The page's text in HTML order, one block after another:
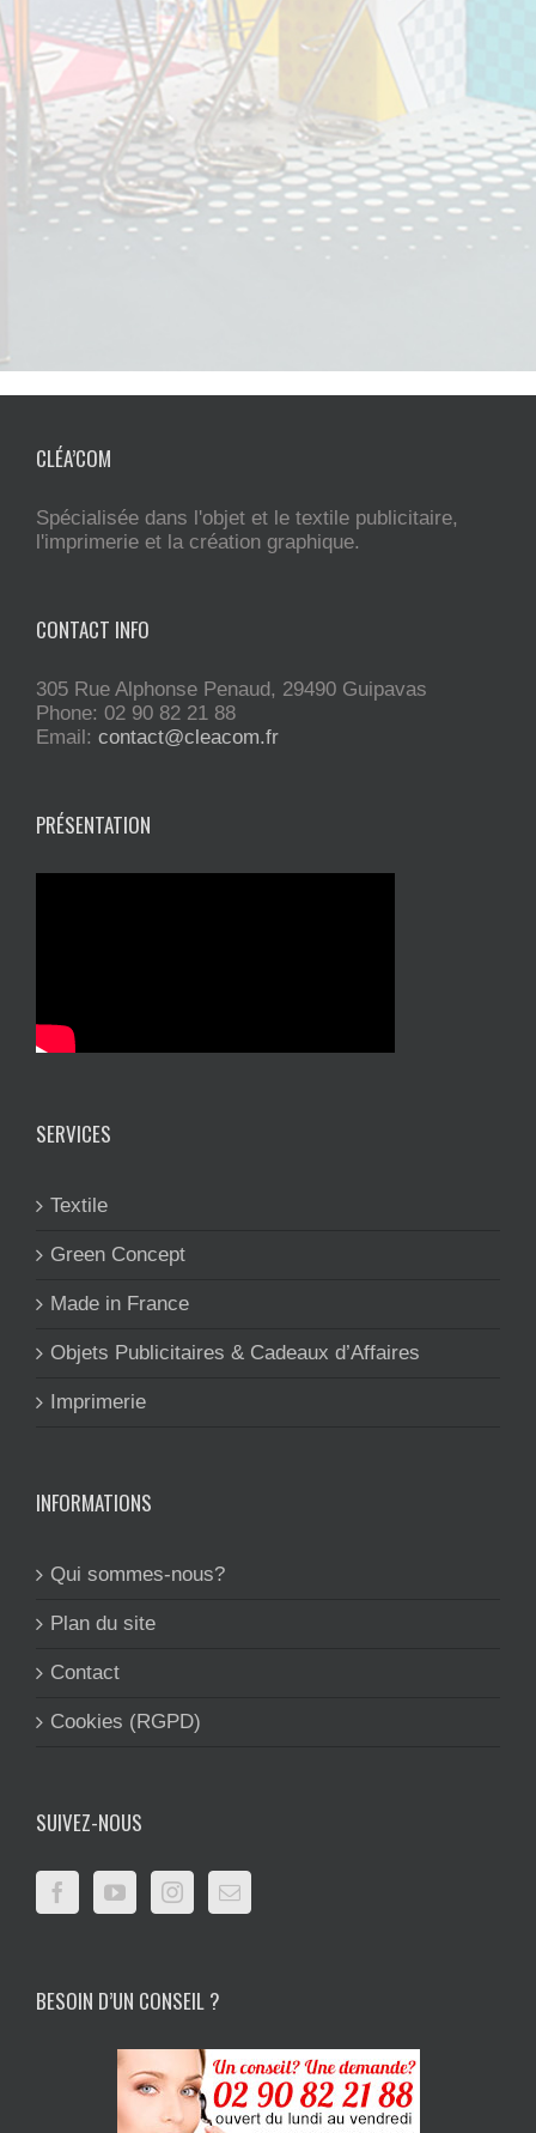
CLÉA’COM
Spécialisée dans l'objet et le textile publicitaire,
l'imprimerie et la création graphique.
CONTACT INFO
305 Rue Alphonse Penaud, 29490 Guipavas
Phone: 02 90 82 21 88
Email: contact@cleacom.fr
PRÉSENTATION
SERVICES
Textile
Green Concept
Made in France
Objets Publicitaires & Cadeaux d’Affaires
Imprimerie
INFORMATIONS
Qui sommes-nous?
Plan du site
Contact
Cookies (RGPD)
SUIVEZ-NOUS
BESOIN D’UN CONSEIL ?